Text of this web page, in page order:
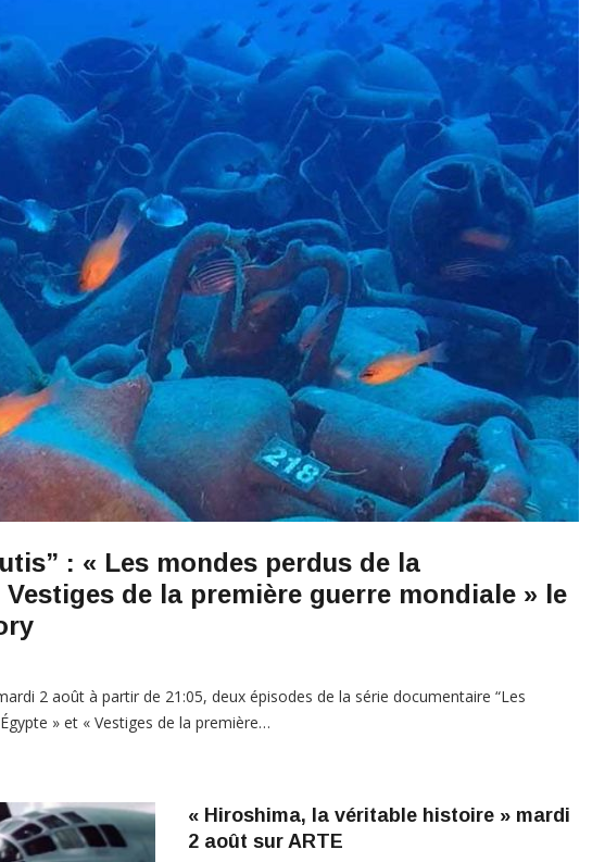
: « Les mondes perdus de la
Vestiges de la première guerre mondiale » le
2 août à partir de 21:05, deux épisodes de la série documentaire “Les
» et « Vestiges de la première…
« Hiroshima, la véritable histoire » mardi
2 août sur ARTE